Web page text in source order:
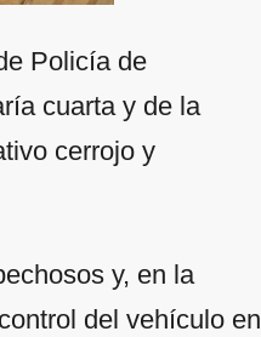
Policía de
cuarta y de la
cerrojo y
y, en la
del vehículo en